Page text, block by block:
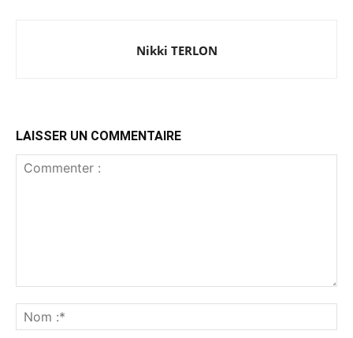
Nikki TERLON
LAISSER UN COMMENTAIRE